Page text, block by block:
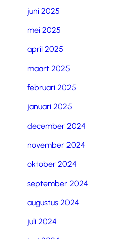
juni 2025
mei 2025
april 2025
maart 2025
februari 2025
januari 2025
december 2024
november 2024
oktober 2024
september 2024
augustus 2024
juli 2024